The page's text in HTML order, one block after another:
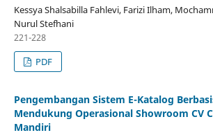
Kessya Shalsabilla Fahlevi, Farizi Ilham,
Nurul Stefhani
221-228
PDF
Pengembangan Sistem E-Katalog
Mendukung Operasional Showroom CV
Mandiri